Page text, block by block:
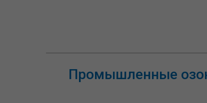
Промышленные